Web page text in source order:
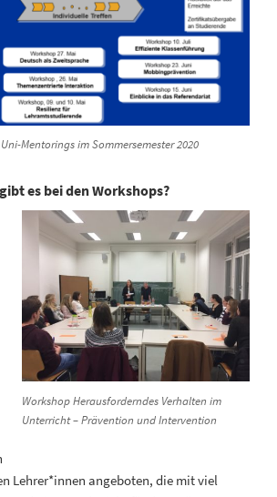
Mentorings im Sommersemester 2020
es bei den Workshops?
Workshop Herausforderndes Verhalten im
Unterricht – Prävention und Intervention
Lehrer*innen angeboten, die mit viel